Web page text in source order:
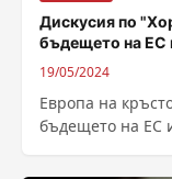
Дискусия по
бъдещето на ЕС
19/05/2024
Европа на
бъдещето на ЕС